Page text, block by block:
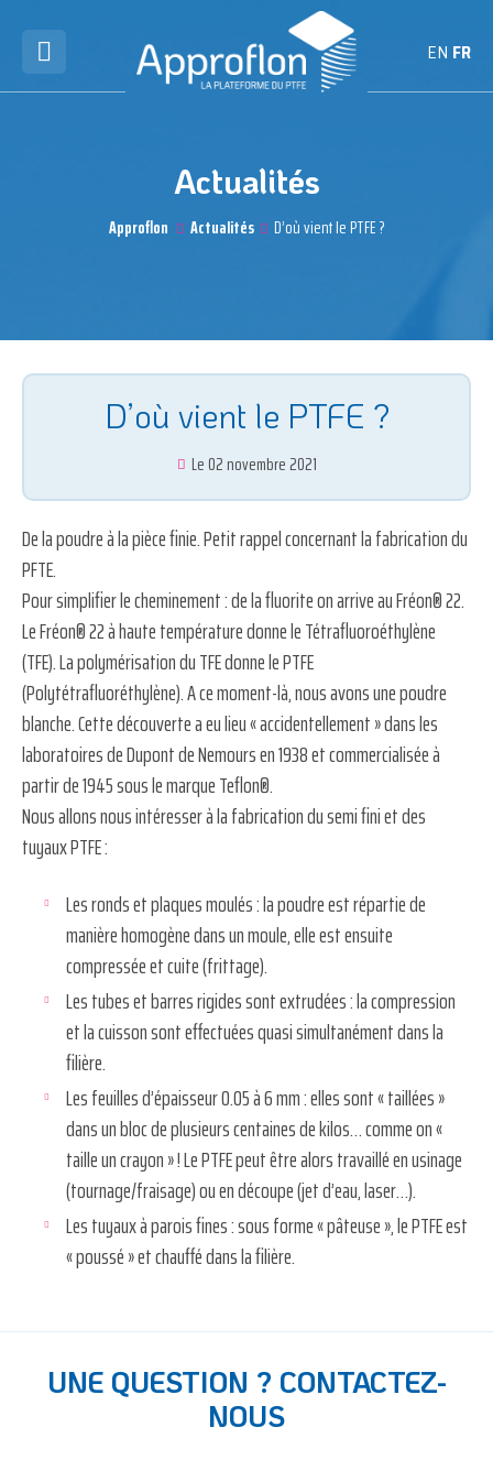
EN FR
Actualités
Approflon Actualités D’où vient le PTFE ?
D’où vient le PTFE ?
Le 02 novembre 2021
De la poudre à la pièce finie. Petit rappel concernant la fabrication du
PFTE.
Pour simplifier le cheminement : de la fluorite on arrive au Fréon® 22.
Le Fréon® 22 à haute température donne le Tétrafluoroéthylène
(TFE). La polymérisation du TFE donne le PTFE
(Polytétrafluoréthylène). A ce moment-là, nous avons une poudre
blanche. Cette découverte a eu lieu « accidentellement » dans les
laboratoires de Dupont de Nemours en 1938 et commercialisée à
partir de 1945 sous le marque Teflon®.
Nous allons nous intéresser à la fabrication du semi fini et des
tuyaux PTFE :
Les ronds et plaques moulés : la poudre est répartie de
manière homogène dans un moule, elle est ensuite
compressée et cuite (frittage).
Les tubes et barres rigides sont extrudées : la compression
et la cuisson sont effectuées quasi simultanément dans la
filière.
Les feuilles d’épaisseur 0.05 à 6 mm : elles sont « taillées »
dans un bloc de plusieurs centaines de kilos… comme on «
taille un crayon » ! Le PTFE peut être alors travaillé en usinage
(tournage/fraisage) ou en découpe (jet d’eau, laser…).
Les tuyaux à parois fines : sous forme « pâteuse », le PTFE est
« poussé » et chauffé dans la filière.
UNE QUESTION ? CONTACTEZ-
NOUS